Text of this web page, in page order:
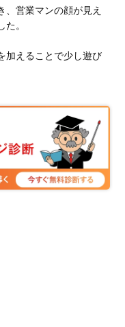
、営業マンの顔が見え
。
加えることで少し遊び